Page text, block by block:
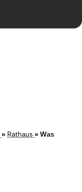
» Rathaus » Was